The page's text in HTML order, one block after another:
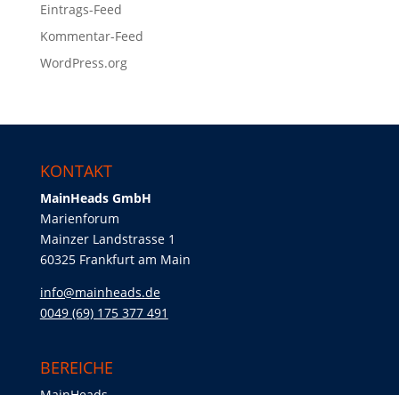
Eintrags-Feed
Kommentar-Feed
WordPress.org
KONTAKT
MainHeads GmbH
Marienforum
Mainzer Landstrasse 1
60325 Frankfurt am Main
info@mainheads.de
0049 (69) 175 377 491
BEREICHE